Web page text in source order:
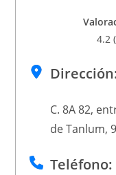
4.2
C. 8A 82,
de Tanlum,
Teléfono: